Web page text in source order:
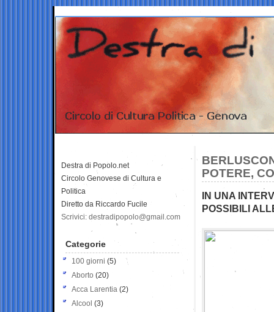
POTERE,
IN UNA
POSSIBILI
Destra di Popolo.net
Circolo Genovese di Cultura e
Politica
Diretto da Riccardo Fucile
Scrivici: destradipopolo@gmail.com
Categorie
100 giorni (5)
Aborto (20)
Acca Larentia (2)
Alcool (3)